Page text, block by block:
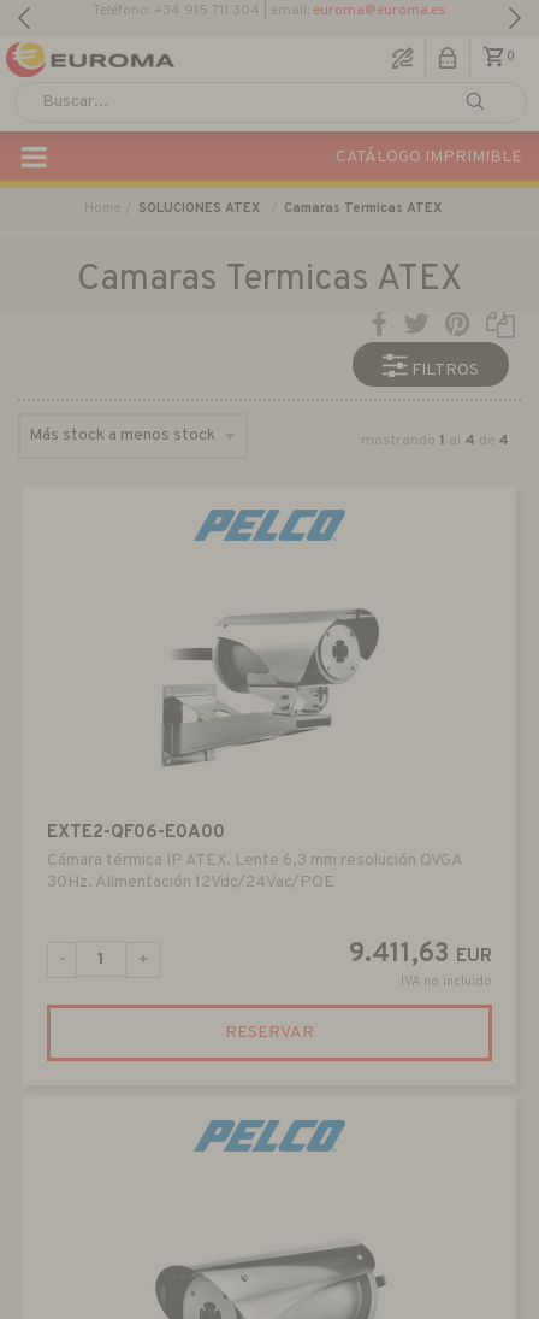
0
CATÁLOGO IMPRIMIBLE
Home SOLUCIONES ATEX Camaras Termicas ATEX
Camaras Termicas ATEX
FILTROS
mostrando 1 al 4 de 4
EXTE2-QF06-E0A00
Cámara térmica IP ATEX. Lente 6,3 mm resolución QVGA
30Hz. Alimentación 12Vdc/24Vac/POE
9.411,63 EUR
IVA no incluido
- +
RESERVAR